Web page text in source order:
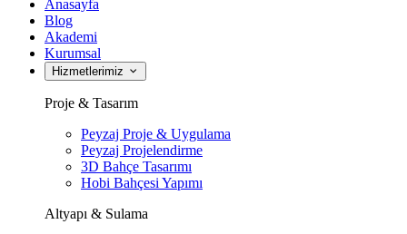
Anasayfa
Blog
Akademi
Kurumsal
Hizmetlerimiz
Proje & Tasarım
Peyzaj Proje & Uygulama
Peyzaj Projelendirme
3D Bahçe Tasarımı
Hobi Bahçesi Yapımı
Altyapı & Sulama